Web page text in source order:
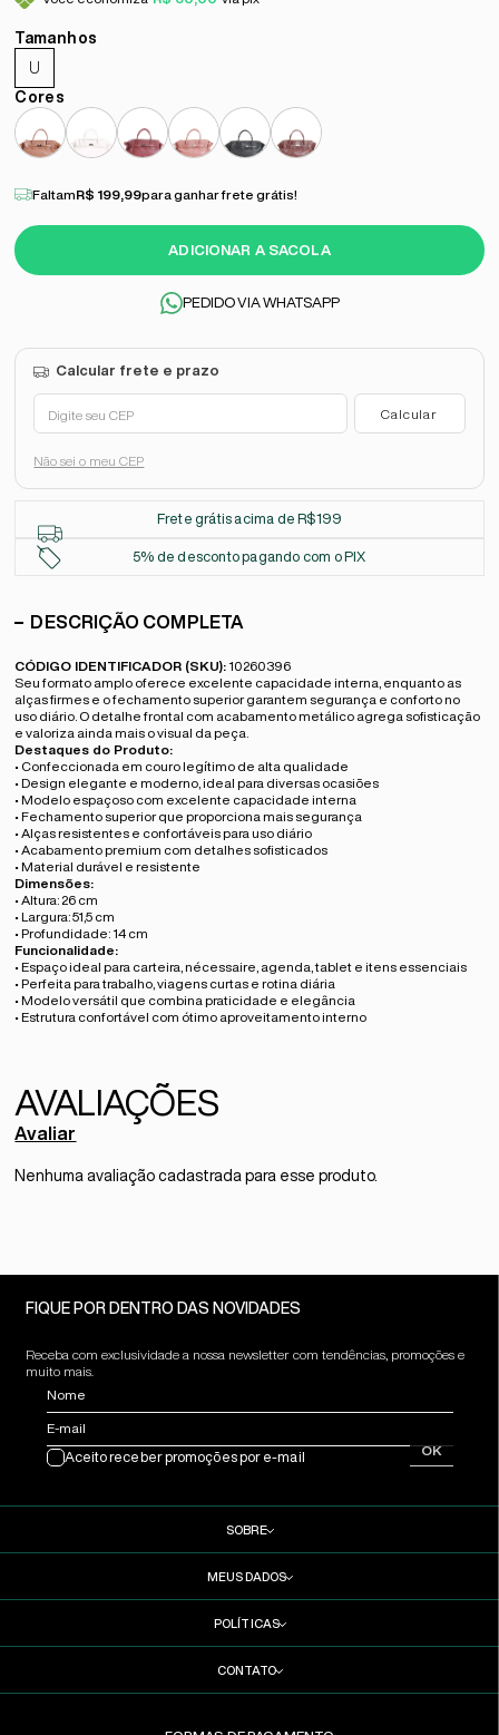
U
ADICIONAR A SACOLA
FaltamR$ 199,99para ganhar frete grátis!
PEDIDO VIA WHATSAPP
Não sei o meu CEP
Frete grátis acima de R$199
5% de desconto pagando com o PIX
DESCRIÇÃO COMPLETA
CÓDIGO IDENTIFICADOR (SKU): 10260396
Seu formato amplo oferece excelente capacidade interna, enquanto as
alças firmes e o fechamento superior garantem segurança e conforto no
uso diário. O detalhe frontal com acabamento metálico agrega sofisticação
e valoriza ainda mais o visual da peça.
Destaques do Produto:
• Confeccionada em couro legítimo de alta qualidade
• Design elegante e moderno, ideal para diversas ocasiões
• Modelo espaçoso com excelente capacidade interna
• Fechamento superior que proporciona mais segurança
• Alças resistentes e confortáveis para uso diário
• Acabamento premium com detalhes sofisticados
• Material durável e resistente
Dimensões:
• Altura: 26 cm
• Largura: 51,5 cm
• Profundidade: 14 cm
Funcionalidade:
• Espaço ideal para carteira, nécessaire, agenda, tablet e itens essenciais
• Perfeita para trabalho, viagens curtas e rotina diária
• Modelo versátil que combina praticidade e elegância
• Estrutura confortável com ótimo aproveitamento interno
Avaliar
Nenhuma avaliação cadastrada para esse produto.
FIQUE POR DENTRO DAS NOVIDADES
Receba com exclusividade a nossa newsletter com tendências, promoções e
muito mais.
Nome
E-mail
OK
Aceito receber promoções por e-mail
SOBRE
MEUS DADOS
POLÍTICAS
CONTATO